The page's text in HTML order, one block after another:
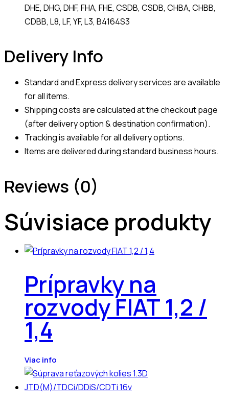
DHE, DHG, DHF, FHA, FHE, CSDB, CSDB, CHBA, CHBB,
CDBB, L8, LF, YF, L3, B4164S3
Delivery Info
Standard and Express delivery services are available
for all items.
Shipping costs are calculated at the checkout page
(after delivery option & destination confirmation).
Tracking is available for all delivery options.
Items are delivered during standard business hours.
Reviews (0)
Súvisiace produkty
Prípravky na
rozvody FIAT 1,2 /
1,4
Viac info